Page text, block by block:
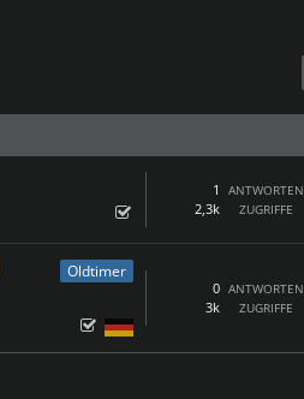
ANTWORTEN
1
ZUGRIFFE
2,3k
Oldtimer
ANTWORTEN
0
ZUGRIFFE
3k